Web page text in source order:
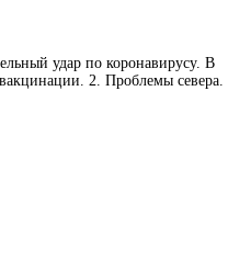
удар по коронавирусу. В
2. Проблемы севера.